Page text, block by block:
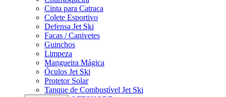
Cinta para Catraca
Colete Esportivo
Defensa Jet Ski
Facas / Canivetes
Guinchos
Limpeza
Mangueira Mágica
Óculos Jet Ski
Protetor Solar
Tanque de Combustível Jet Ski